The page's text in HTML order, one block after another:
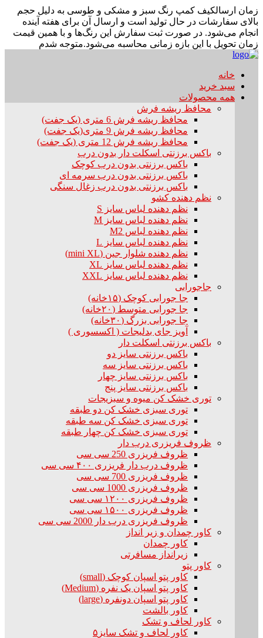
زمان ارسالکیف کمپ رنگ سبز و مشکی و طوسی به دلیل حجم
بالای سفارشات در حال تولید است و ارسال آن برای هفته آینده
انجام می‌شود. در صورت ثبت سفارش این رنگ‌ها و با همین قیمت
زمان تحویل با این بازه زمانی محاسبه می‌شود.متوجه شدم
خانه
سبد خرید
همه محصولات
محافظ ریشه فرش
محافظ ریشه فرش 6 متری (یک جفت)
محافظ ریشه فرش 9 متری(یک جفت)
محافظ ریشه فرش 12 متری (یک جفت)
باکس برزنتی اسکلت دار بدون درب
باکس برزنتی بدون درب کوچک
باکس برزنتی بدون درب سرمه ای
باکس برزنتی بدون درب زغال سنگی
نظم دهنده کشو
نظم دهنده لباس سایز S
نظم دهنده لباس سایز M
نظم دهنده لباس M2
نظم دهنده لباس سایز L
نظم دهنده شلوار جین (mini XL)
نظم دهنده لباس سایز XL
نظم دهنده لباس سایز XXL
جاجورابی
جا جورابی کوچک (۱۵خانه)
جا جورابی متوسط (۲۰خانه)
جا جورابی بزرگ (۳۰خانه)
آویز جای بدلیجات ( اکسسوری )
باکس برزنتی اسکلت دار
باکس برزنتی سایز دو
باکس برزنتی سایز سه
باکس برزنتی سایز چهار
باکس برزنتی سایز پنج
توری خشک کن میوه و سبزیجات
توری سبزی خشک کن دو طبقه
توری سبزی خشک کن سه طبقه
توری سبزی خشک کن چهار طبقه
ظروف فریزری درب دار
ظروف فریزری 250 سی سی
ظروف درب دار فریزری ۴۰۰ سی سی
ظروف فریزری 700 سی سی
ظروف فریزری 1000 سی سی
ظروف فریزری ۱۲۰۰ سی سی
ظروف فریزری ۱۵۰۰ سی سی
ظروف فریزری درب دار 2000 سی سی
کاور چمدان و زیر انداز
کاور چمدان
زیرانداز مسافرتی
کاور پتو
کاور پتو اسپان کوچک (small)
کاور پتو اسپان یک نفره (Medium)
کاور پتو اسپان دونفره (large)
کاور بالشت
کاور لحاف و تشک
کاور لحاف و تشک سایز۵